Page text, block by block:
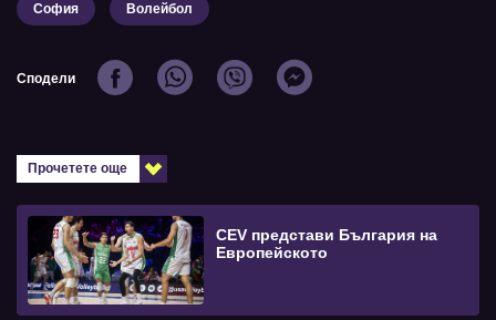
София Волейбол
Сподели
Прочетете още
CEV представи България на
Европейското